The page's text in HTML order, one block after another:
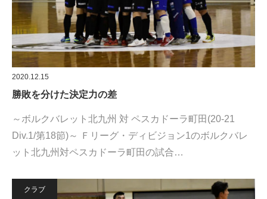
2020.12.15
勝敗を分けた決定力の差
～ボルクバレット北九州 対 ペスカドーラ町田(20-21
Div.1/第18節)～ Ｆリーグ・ディビジョン1のボルクバレ
ット北九州対ペスカドーラ町田の試合…
クラブ